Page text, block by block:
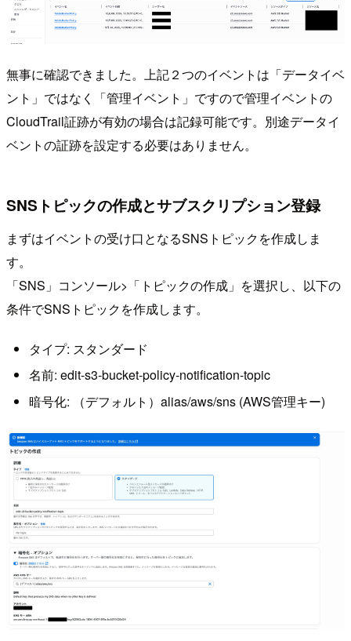
無事に確認できました。上記２つのイベントは「データイベ
ント」ではなく「管理イベント」ですので管理イベントの
CloudTrail証跡が有効の場合は記録可能です。別途データイ
ベントの証跡を設定する必要はありません。
SNSトピックの作成とサブスクリプション登録
まずはイベントの受け口となるSNSトピックを作成しま
す。
「SNS」コンソール>「トピックの作成」を選択し、以下の
条件でSNSトピックを作成します。
タイプ: スタンダード
名前: edit-s3-bucket-policy-notification-topic
暗号化: （デフォルト）alias/aws/sns (AWS管理キー)